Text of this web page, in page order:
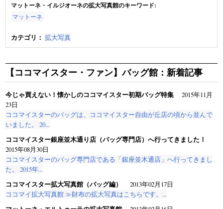
マットーネ・イルジオーネの拡大写真館のキーワード:
マットーネ
カテゴリ：拡大写真
【ココマイスター・ファン】バッグ館：新着記事
今じゃ買えない！懐かしのココマイスター初期バッグ特集 2015年11月
23日
ココマイスターのバッグは、ココマイスター自由が丘店の頃から並んで
いました。 20...
ココマイスター銀座並木通り店（バッグ専門店）へ行ってきました！
2015年08月30日
ココマイスターのバッグ専門店である「銀座並木通店」へ行ってきまし
た。 2015年...
ココマイスター拡大写真館（バッグ編）
2013年02月17日
ココマイ拡大写真館 ≫財布の拡大写真はこちらです。...